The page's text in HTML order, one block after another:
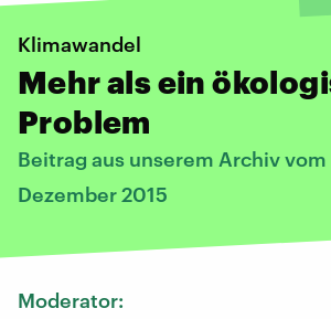
Klimawandel
Mehr als ein
Problem
Beitrag aus unserem Archiv vom
Dezember 2015
Moderator: